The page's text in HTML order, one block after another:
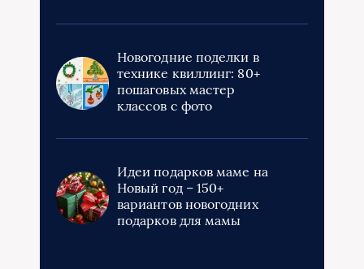
Новогодние поделки в
технике квиллинг: 80+
пошаговых мастер
классов с фото
Идеи подарков маме на
Новый год – 150+
вариантов новогодних
подарков для мамы